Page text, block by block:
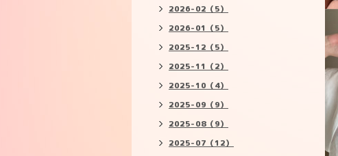
2026-02（5）
2026-01（5）
2025-12（5）
2025-11（2）
2025-10（4）
2025-09（9）
2025-08（9）
2025-07（12）